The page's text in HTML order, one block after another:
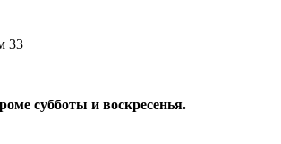
33
субботы и воскресенья.